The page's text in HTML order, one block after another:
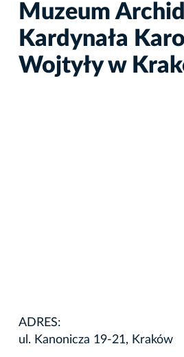
Muzeum
Kardynała
Wojtyły w
ADRES:
ul. Kanonicza 19-21, Kraków